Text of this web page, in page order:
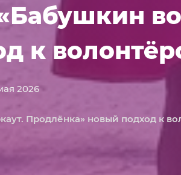
к
2026
Продлёнка» новый подход к